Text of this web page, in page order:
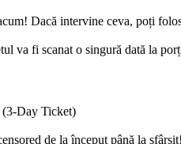
Dacă intervine ceva, poți
va fi scanat o singură dată la
Day Ticket)
de la început până la